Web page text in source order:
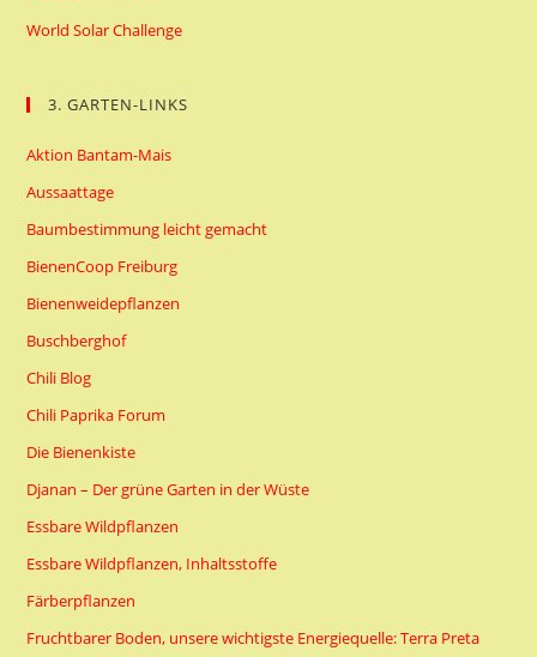
World Solar Challenge
3. GARTEN-LINKS
Aktion Bantam-Mais
Aussaattage
Baumbestimmung leicht gemacht
BienenCoop Freiburg
Bienenweidepflanzen
Buschberghof
Chili Blog
Chili Paprika Forum
Die Bienenkiste
Djanan – Der grüne Garten in der Wüste
Essbare Wildpflanzen
Essbare Wildpflanzen, Inhaltsstoffe
Färberpflanzen
Fruchtbarer Boden, unsere wichtigste Energiequelle: Terra Preta